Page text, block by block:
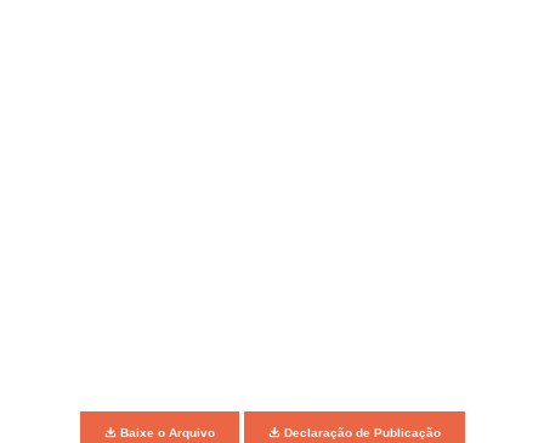
Baixe o Arquivo Declaração de Publicação